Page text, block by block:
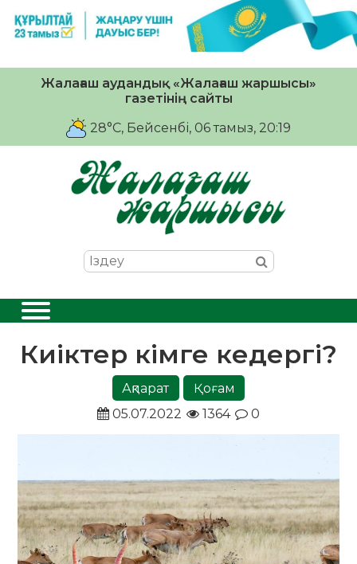
Жалағаш аудандық «Жалағаш жаршысы»
газетінің сайты
28°C, Бейсенбі, 06 тамыз, 20:19
Киіктер кімге кедергі?
Ақпарат
Қоғам
05.07.2022
1364 0